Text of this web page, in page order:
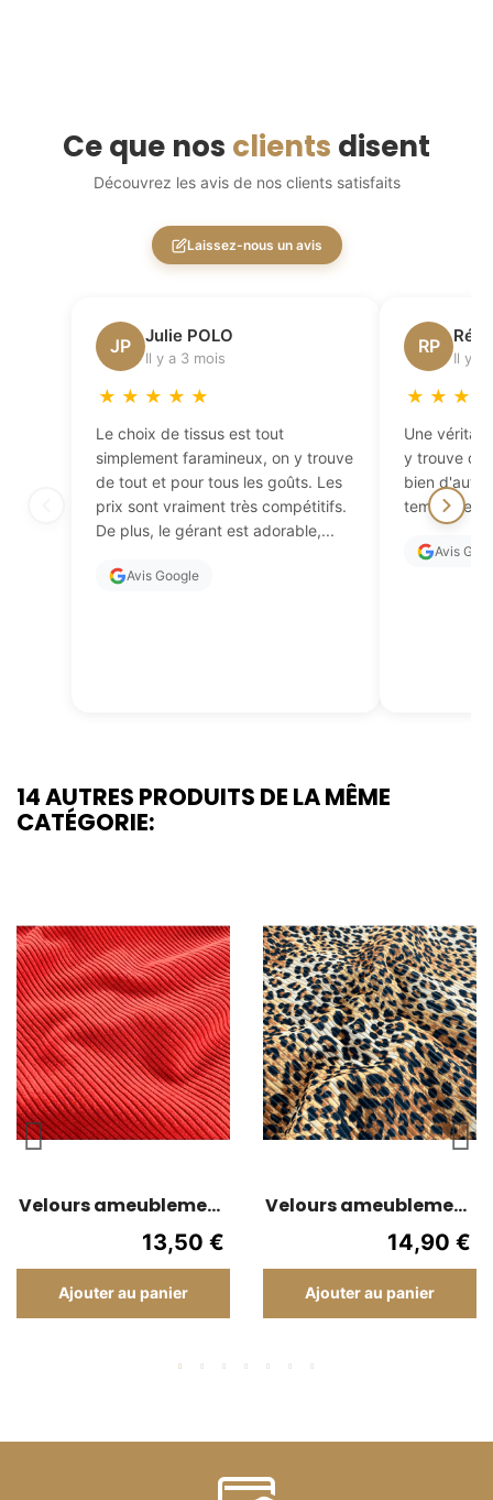
Ce que nos clients disent
Découvrez les avis de nos clients satisfaits
Laissez-nous un avis
JP Julie POLO
Il y a 3 mois
★ ★ ★ ★ ★
Le choix de tissus est tout
simplement faramineux, on y trouve
de tout et pour tous les goûts. Les
prix sont vraiment très compétitifs.
De plus, le gérant est adorable,...
Avis Google
RP
Il y a
★ ★ ★
Une
y trouve de
bien
temps de
Avis
14 AUTRES PRODUITS DE LA MÊME
CATÉGORIE:
Velours ameublement
Rouge13,50 €
Ajouter au panier
Velours ameublement
côtelé 150 de large -
Léopard14,90 €
Ajouter au panier